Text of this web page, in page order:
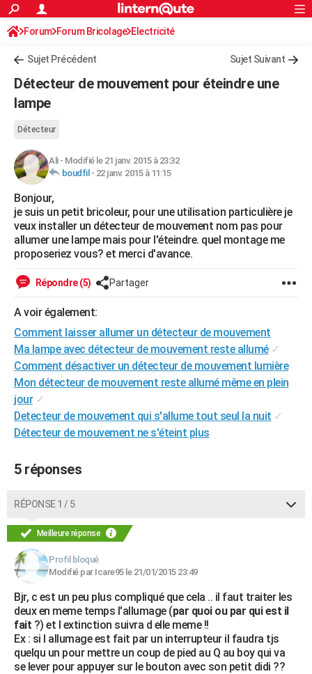
ACTUALITÉS
Politique
Société
Faits Divers
Education
Monde
Villes
+
Programme TV
TNTStreaming
Cinéma
Sorties cinéma
Musique
+FINANCE
Retraite
Impôts
Epargne
Immobilier
Risques naturels par ville
Banque
Assurance
Crédit
AUTO
Essais
Réserver un essai
Citadines
Berlines
SUV
Forum auto
HIGH-TECH
Mobiles
Meilleur smartphone
Internet
Ordinateurs
Jeux vidéo
Guide high-tech
BRICOLAGE
Forum
Aménagement intérieur
Extérieur
Cuisine
Salle de bains
Jardinage
Rangement
WEEK-END
Guides de France
Escapades
Patrimoine
Expositions
Musées
Week-end nature
+LIFESTYLE
Destinations
City break
Voyage nature
Voyage de noces
Forum
Climat
PHOTO
GUIDES D'ACHAT
BONS PLANS
CARTE DE VOEUX
Carte de Noël
Carte Bonne année
Carte Saint-Valentin
Carte Pâques
Carte d'anniversaire
DICTIONNAIRE
Dictionnaire
Biographies
Citations
Expressions
Proverbes
PROGRAMME TV
COPAINS D'AVANT
S'inscrire
Se connecter
Lycées
Collèges
Primaires
Universités
Entreprises
Service militaire
Avis de recherche
AVIS DE DÉCÈS
FORUM
Bricolage
Lifestyle
Culture
Sport
Auto
Television
Voyage
Cinema
S'inscrire
Connexion
Forum Forum Bricolage Electricité
Sujet Précédent Sujet Suivant
Détecteur de mouvement pour éteindre une
lampe
Détecteur
Ali- Modifié le 21 janv. 2015 à 23:32
boudfil - 22 janv. 2015 à 11:15
Bonjour,
je suis un petit bricoleur, pour une utilisation particulière je
veux installer un détecteur de mouvement nom pas pour
allumer une lampe mais pour l'éteindre. quel montage me
proposeriez vous? et merci d'avance.
Répondre (5) Partager
A voir également:
Comment laisser allumer un détecteur de mouvement
Ma lampe avec détecteur de mouvement reste allumé ✓
Comment désactiver un détecteur de mouvement lumière
Mon détecteur de mouvement reste allumé même en plein
jour ✓
Detecteur de mouvement qui s'allume tout seul la nuit ✓
Détecteur de mouvement ne s'éteint plus
5 réponses
RÉPONSE 1 / 5
Meilleure réponse
Profil bloqué
Modifié par Icare95 le 21/01/2015 23:49
Bjr, c est un peu plus compliqué que cela .. il faut traiter les
deux en meme temps l'allumage (par quoi ou par qui est il
fait ?) et l extinction suivra d elle meme !!
Ex : si l allumage est fait par un interrupteur il faudra tjs
quelqu un pour mettre un coup de pied au Q au boy qui va
se lever pour appuyer sur le bouton avec son petit didi ??